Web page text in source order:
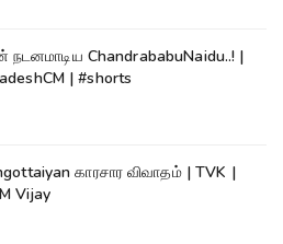
நடனமாடிய ChandrababuNaidu..! |
AndhraPradeshCM | #shorts
காரசார விவாதம் | TVK |
Vijay